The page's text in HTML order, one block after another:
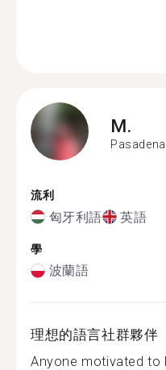
M.
Pasadena
流利
匈牙利語 英語
學
波蘭語
理想的語言社群夥伴
Anyone motivated to